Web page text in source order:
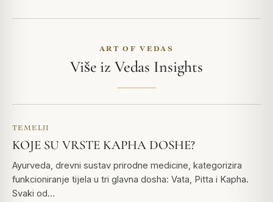
ART OF VEDAS
Više iz Vedas Insights
TEMELJI
KOJE SU VRSTE KAPHA DOSHE?
Ayurveda, drevni sustav prirodne medicine, kategorizira
funkcioniranje tijela u tri glavna dosha: Vata, Pitta i Kapha.
Svaki od…